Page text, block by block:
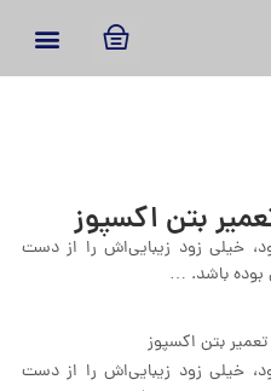
بتن اکسپوز
خیلی زود زیبایی‌اش را از دست
بوده باشد. …
خیلی زود زیبایی‌اش را از دست